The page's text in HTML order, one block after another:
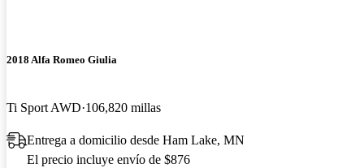
2018 Alfa Romeo Giulia
Ti Sport AWD 106,820 millas
Entrega a domicilio desde Ham Lake, MN
El precio incluye envío de $876